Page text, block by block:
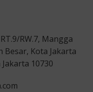
RW.7, Mangga
Besar, Kota Jakarta
10730